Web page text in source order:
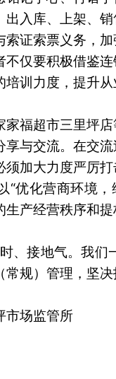
出入库、上架、
索证索票义务，
不仅要积极借鉴
训力度，提升
福超市三里坪
与交流。在交
须加大力度严厉
“优化营商环境
产经营秩序和提
、接地气。我
规）管理，坚
市场监管所